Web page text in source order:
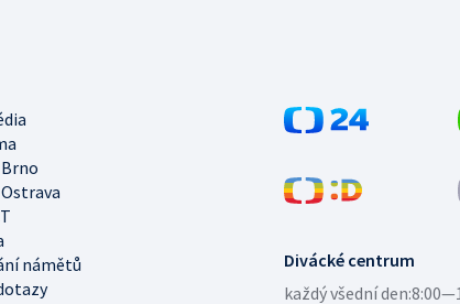
Divácké centrum
každý všední den:
námětů